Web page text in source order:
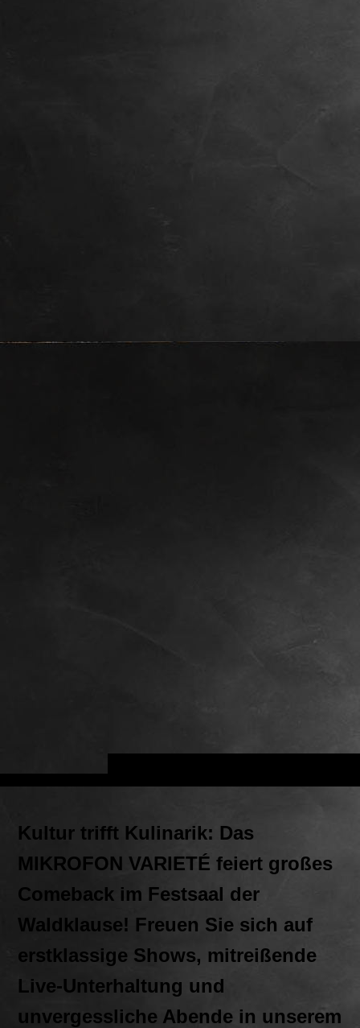
Kultur trifft Kulinarik: Das
MIKROFON VARIETÉ feiert großes
Comeback im Festsaal der
Waldklause! Freuen Sie sich auf
erstklassige Shows, mitreißende
Live-Unterhaltung und
unvergessliche Abende in unserem